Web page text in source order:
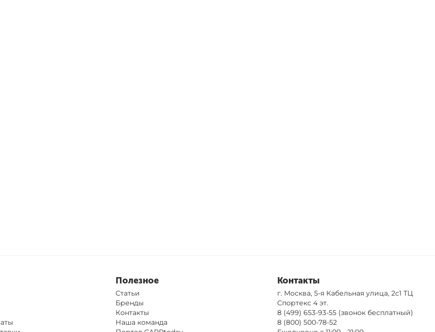
Полезное
Статьи
Бренды
Контакты
Наша команда
Контакты
г. Москва, 5-я Кабельная улица, 2с1 ТЦ
Спортекс 4 эт.
8 (499) 653-93-55(звонок бесплатный)
8 (800) 500-78-52